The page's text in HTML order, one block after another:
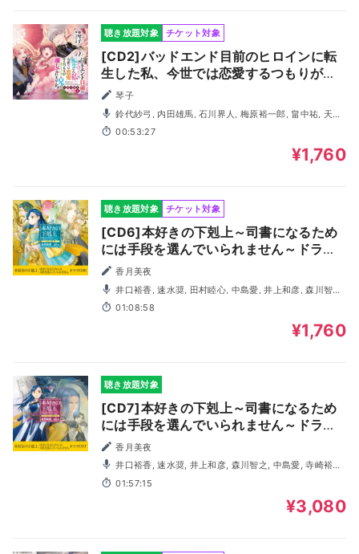
聴き放題対象 チケット対象
[CD2]バッドエンド目前のヒロインに転
生した私、今世では恋愛するつもりがチ
ートな兄が離してくれません！？ ドラマ
CD2
琴子
鈴代紗弓, 内田雄馬, 石川界人, 梅原裕一郎, 畠中祐, 天﨑
滉平, 白井悠介, 上村祐翔, 長谷川育美, 鷹雄葉月
00:53:27
¥1,760
聴き放題対象 チケット対象
[CD6]本好きの下剋上～司書になるため
には手段を選んでいられません～ドラマ
CD6香月美夜
井口裕香, 速水奨, 田村睦心, 中島愛, 井上和彦, 森川智之,
寺崎裕香, 本渡楓, 山下誠一郎, 内田雄馬, 梅原裕一郎, 諸星す
みれ, 石見舞菜香, 宮沢きよこ, 関俊彦, 潘めぐみ, 井上喜久子
01:08:58
¥1,760
聴き放題対象
[CD7]本好きの下剋上～司書になるため
には手段を選んでいられません～ドラマ
CD7香月美夜
井口裕香, 速水奨, 井上和彦, 森川智之, 中島愛, 寺崎裕香,
本渡楓, 山下誠一郎, 内田雄馬, 関俊彦, 小林裕介, 梅原裕一
郎, 諸星すみれ, 石見舞菜香, 潘めぐみ, 三瓶由布子, 小西克
幸, 上田燿司, 長縄まりあ, 岡井カツノリ, 渡辺明乃
01:57:15
¥3,080